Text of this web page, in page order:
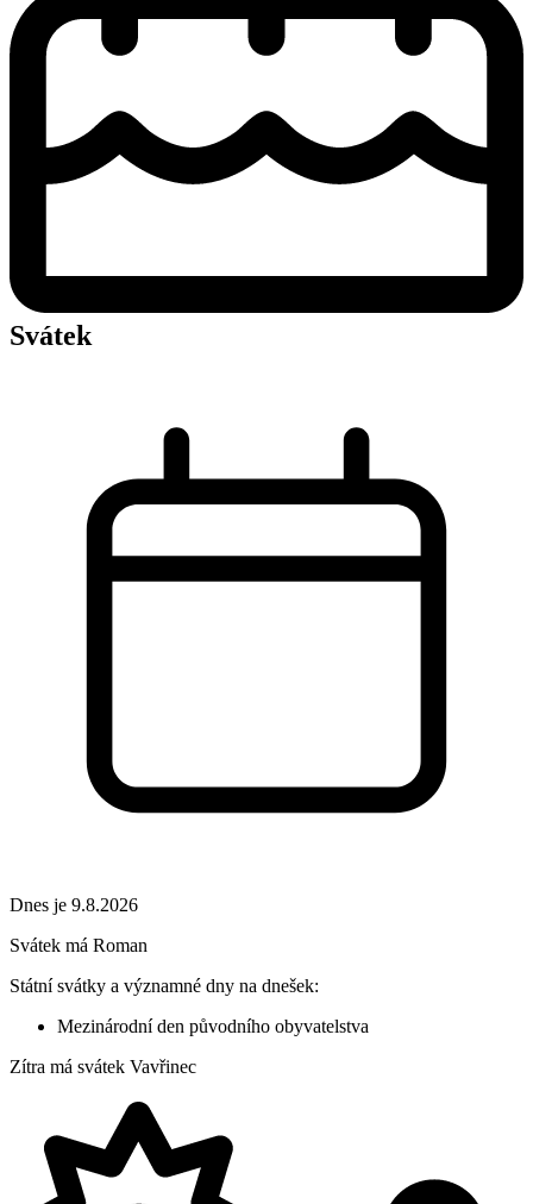
Svátek
Dnes je 9.8.2026
Svátek má Roman
Státní svátky a významné dny na dnešek:
Mezinárodní den původního obyvatelstva
Zítra má svátek Vavřinec